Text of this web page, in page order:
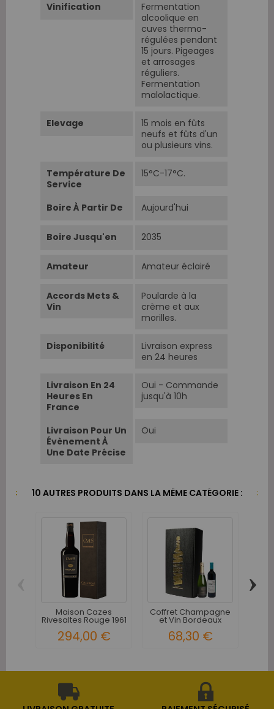
Vinification
Fermentation
alcoolique en
cuves thermo-
régulées pendant
15 jours. Pigeages
et arrosages
réguliers.
Fermentation
malolactique.
Elevage
15 mois en fûts
neufs et fûts d'un
ou plusieurs vins.
Température De
Service
15°C-17°C.
Boire À Partir De Aujourd'hui
Boire Jusqu'en 2035
Amateur Amateur éclairé
Accords Mets &
Vin
Poularde à la
crème et aux
morilles.
Disponibilité
Livraison express
en 24 heures
Livraison En 24
Heures En
France
Oui - Commande
jusqu'à 10h
Livraison Pour Un
Évènement À
Une Date Précise
Oui
10 AUTRES PRODUITS DANS LA MÊME CATÉGORIE :
Maison Cazes
Rivesaltes Rouge 1961
294,00 €
Coffret Champagne
et Vin Bordeaux
68,30 €
›